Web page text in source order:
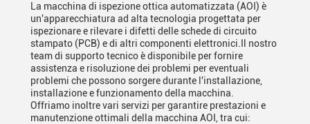
La macchina di ispezione ottica automatizzata (AOI) è
un'apparecchiatura ad alta tecnologia progettata per
ispezionare e rilevare i difetti delle schede di circuito
stampato (PCB) e di altri componenti elettronici.Il nostro
team di supporto tecnico è disponibile per fornire
assistenza e risoluzione dei problemi per eventuali
problemi che possono sorgere durante l'installazione,
installazione e funzionamento della macchina.
Offriamo inoltre vari servizi per garantire prestazioni e
manutenzione ottimali della macchina AOI, tra cui: